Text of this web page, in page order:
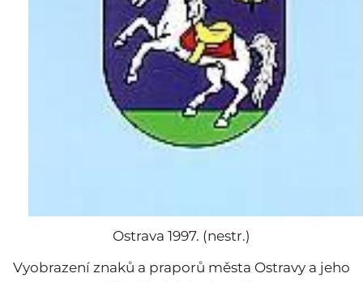
Ostrava 1997. (nestr.)
Vyobrazení znaků a praporů města Ostravy a jeho